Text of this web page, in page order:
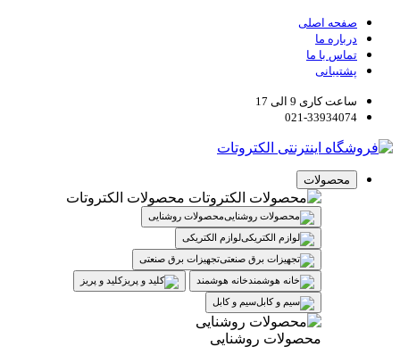
صفحه اصلی
درباره ما
تماس با ما
پشتیبانی
ساعت کاری 9 الی 17
021-33934074
محصولات
محصولات الکتروتات
محصولات روشنایی
لوازم الکتریکی
تجهیزات برق صنعتی
خانه هوشمند
کلید و پریز
سیم و کابل
محصولات روشنایی